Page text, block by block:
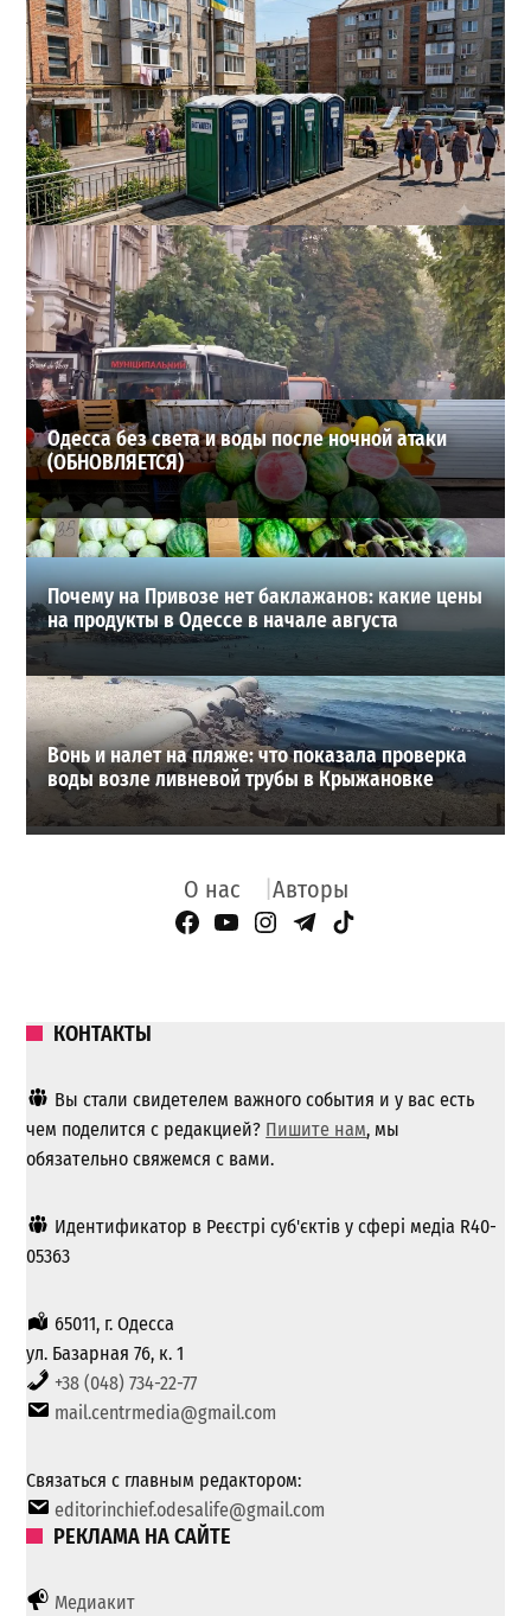
Одесса может остаться без воды и канализации:
эксперт предупредил о худшем сценарии
2
2026-08-07
ВИБОР РЕДАКЦИИ
Одесса без света и воды после ночной атаки
(ОБНОВЛЯЕТСЯ)
Почему на Привозе нет баклажанов: какие цены
на продукты в Одессе в начале августа
Вонь и налет на пляже: что показала проверка
воды возле ливневой трубы в Крыжановке
О нас Авторы
Facebook Page
YouTube
Instagram
Telegram
TikTok
КОНТАКТЫ
Вы стали свидетелем важного события и у вас есть
чем поделится с редакцией? Пишите нам, мы
обязательно свяжемся с вами.
Идентификатор в Реєстрі суб'єктів у сфері медіа R40-
05363
65011, г. Одесса
ул. Базарная 76, к. 1
+38 (048) 734-22-77
mail.centrmedia@gmail.com
Связаться с главным редактором:
editorinchief.odesalife@gmail.com
РЕКЛАМА НА САЙТЕ
Медиакит